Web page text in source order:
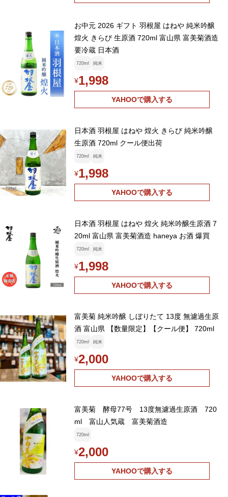
お中元 2026 ギフト 羽根屋 はねや 純米吟醸
煌火 きらび 生原酒 720ml 富山県 富美菊酒造
要冷蔵 日本酒
720ml 純米
¥1,998
YAHOOで購入する
日本酒 羽根屋 はねや 煌火 きらび 純米吟醸
生原酒 720ml クール便出荷
720ml 純米
¥1,998
YAHOOで購入する
日本酒 羽根屋 はねや 煌火 純米吟醸生原酒 7
20ml 富山県 富美菊酒造 haneya お酒 爆買
720ml 純米
¥1,998
YAHOOで購入する
富美菊 純米吟醸 しぼりたて 13度 無濾過生原
酒 富山県 【数量限定】【クール便】 720ml
720ml 純米
¥2,000
YAHOOで購入する
富美菊 酵母77号 13度無濾過生原酒 720
ml 富山人気蔵 富美菊酒造
720ml
¥2,000
YAHOOで購入する